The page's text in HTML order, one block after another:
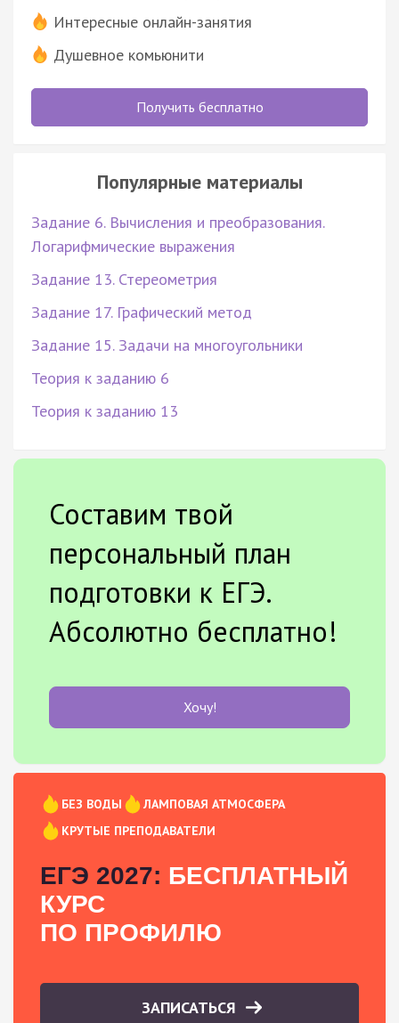
Интересные онлайн-занятия
Душевное комьюнити
Получить бесплатно
Популярные материалы
Задание 6. Вычисления и преобразования.
Логарифмические выражения
Задание 13. Стереометрия
Задание 17. Графический метод
Задание 15. Задачи на многоугольники
Теория к заданию 6
Теория к заданию 13
Составим твой
персональный план
подготовки к ЕГЭ.
Абсолютно бесплатно!
Хочу!
БЕЗ ВОДЫ
ЛАМПОВАЯ АТМОСФЕРА
КРУТЫЕ ПРЕПОДАВАТЕЛИ
ЕГЭ 2027: БЕСПЛАТНЫЙ
КУРС
ПО ПРОФИЛЮ
ЗАПИСАТЬСЯ